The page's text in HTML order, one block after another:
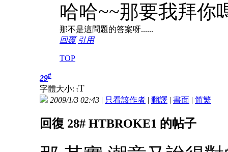
哈哈~~那要我拜你
那不是這問題的答案呀......
回覆 引用
TOP
29#
字體大小: tT
2009/1/3 02:43 | 只看該作者 | 翻譯 | 書面 | 简繁
回復 28# HTBROKE1 的帖子